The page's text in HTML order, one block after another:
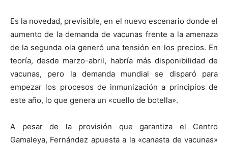
Es la novedad, previsible, en el nuevo escenario donde el
aumento de la demanda de vacunas frente a la amenaza
de la segunda ola generó una tensión en los precios. En
teoría, desde marzo-abril, habría más disponibilidad de
vacunas, pero la demanda mundial se disparó para
empezar los procesos de inmunización a principios de
este año, lo que genera un «cuello de botella».
A pesar de la provisión que garantiza el Centro
Gamaleya, Fernández apuesta a la «canasta de vacunas»